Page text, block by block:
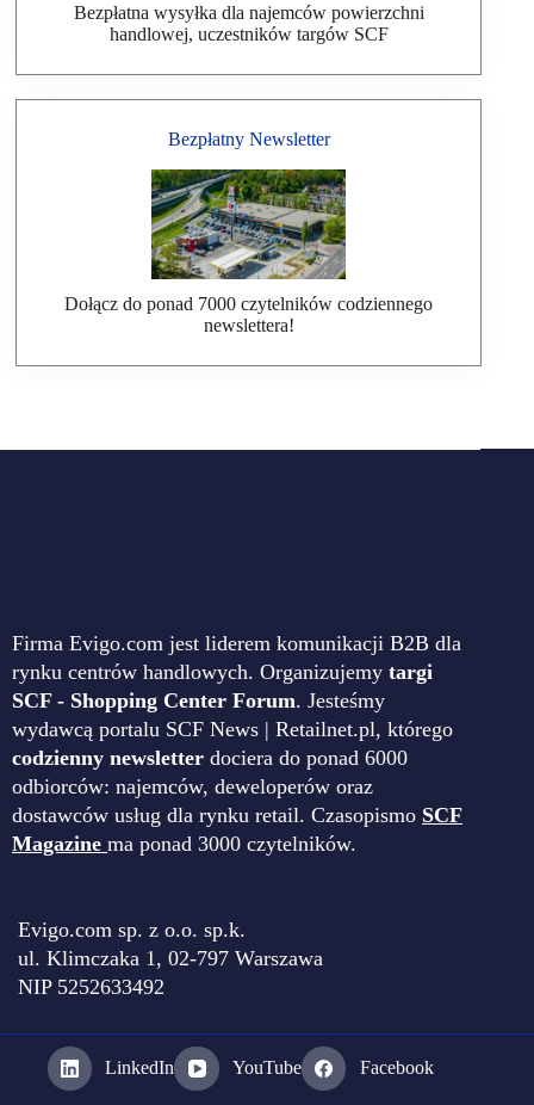
Bezpłatna wysyłka dla najemców powierzchni
handlowej, uczestników targów SCF
Bezpłatny Newsletter
Dołącz do ponad 7000 czytelników codziennego
newslettera!
Firma Evigo.com jest liderem komunikacji B2B dla
rynku centrów handlowych. Organizujemy targi
SCF - Shopping Center Forum. Jesteśmy
wydawcą portalu SCF News | Retailnet.pl, którego
codzienny newsletter dociera do ponad 6000
odbiorców: najemców, deweloperów oraz
dostawców usług dla rynku retail. Czasopismo SCF
Magazine ma ponad 3000 czytelników.
Evigo.com sp. z o.o. sp.k.
ul. Klimczaka 1, 02-797 Warszawa
NIP 5252633492
LinkedIn YouTube Facebook